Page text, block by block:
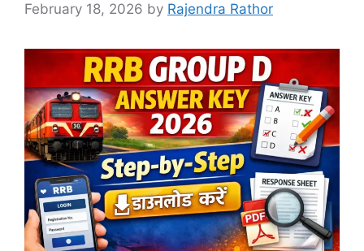
February 18, 2026 by Rajendra Rathor